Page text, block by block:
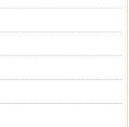
字推理》，文堡老師
學融會貫通，他不拘
構八字之謎。上一本
甫於2021年出版之
的人生軌跡，那麼